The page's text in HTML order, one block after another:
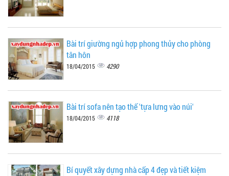
Bài trí giường ngủ hợp phong thủy cho phòng
tân hôn
18/04/2015 4290
Bài trí sofa nên tạo thế 'tựa lưng vào núi'
18/04/2015 4118
Bí quyết xây dựng nhà cấp 4 đẹp và tiết kiệm